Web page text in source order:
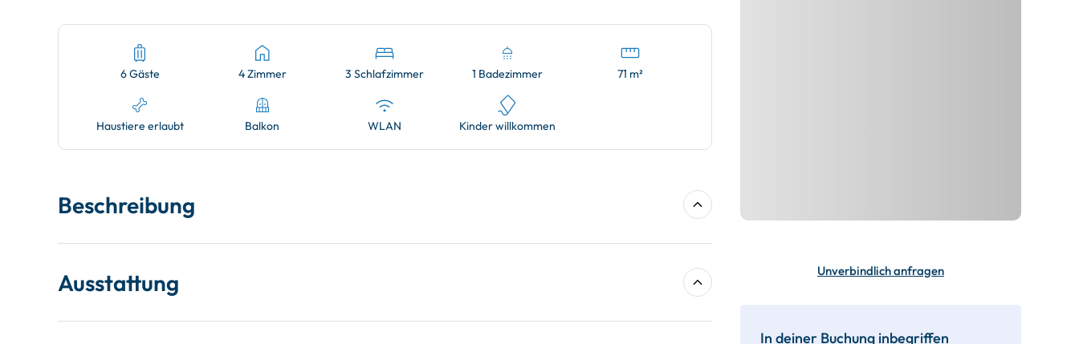
6 Gäste 4 Zimmer 3 Schlafzimmer 1 Badezimmer 71 m²
Haustiere erlaubt Balkon WLAN Kinder willkommen
Beschreibung
Ausstattung Unverbindlich anfragen
In deiner Buchung inbegriffen